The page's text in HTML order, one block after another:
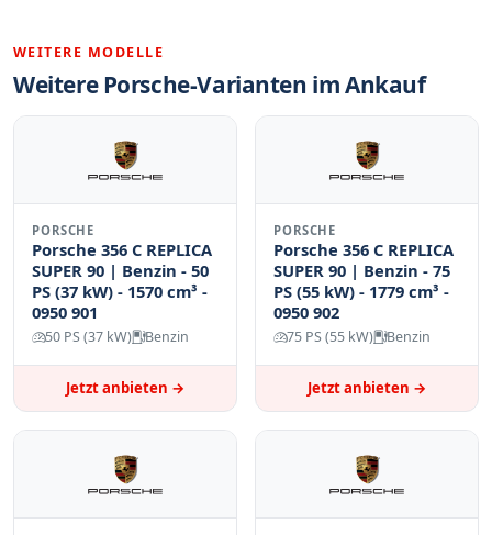
WEITERE MODELLE
Weitere Porsche-Varianten im Ankauf
PORSCHE
Porsche 356 C REPLICA
SUPER 90 | Benzin - 50
PS (37 kW) - 1570 cm³ -
0950 901
50 PS (37 kW) Benzin
Jetzt anbieten →
PORSCHE
Porsche 356 C REPLICA
SUPER 90 | Benzin - 75
PS (55 kW) - 1779 cm³ -
0950 902
75 PS (55 kW) Benzin
Jetzt anbieten →